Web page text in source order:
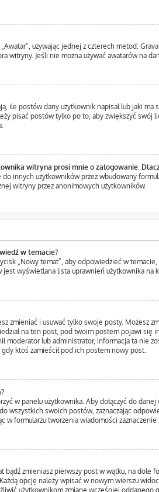
używając jednej z czterech metod:
witryny. Jeśli nie można używać awatarów na
ile postów dany użytkownik napisał lub jaki
pisać postów tylko po to, aby zwiększyć
witryna prosi mnie o zalogowanie.
innych użytkowników przez wbudowany
witryny przez anonimowych użytkowników.
w temacie?
„Nowy temat”, aby odpowiedzieć w
wyświetlana lista uprawnień użytkownika na
zmieniać i usuwać tylko swoje posty. Możesz
na ten post, pod twoim postem pojawi
moderator lub administrator, informacja ta
ktoś zamieścił pod ich postem nowy post.
w panelu użytkownika. Aby dołączyć do
wszystkich swoich postów, zaznaczając
w formularzu tworzenia wiadomości zaznaczenie
zmieniasz pierwszy post w wątku, na
opcję należy wpisać w nowym wierszu
użytkownikom zmianę wcześniej